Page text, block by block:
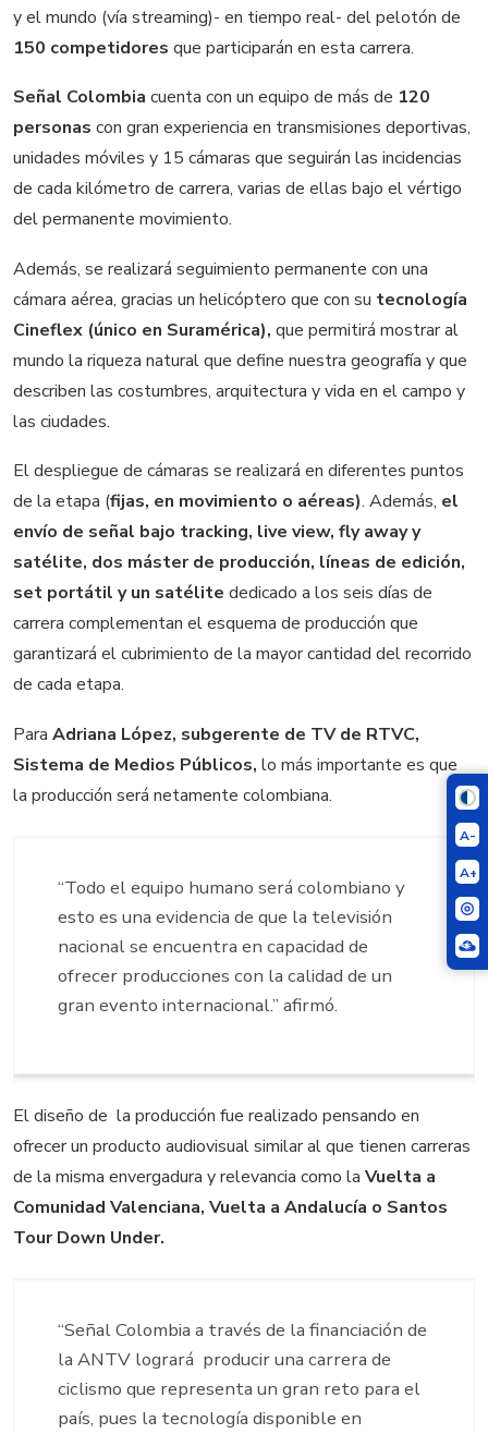
A-
A+
y el mundo (vía streaming)- en tiempo real- del pelotón de
150 competidores que participarán en esta carrera.
Señal Colombia cuenta con un equipo de más de 120
personas con gran experiencia en transmisiones deportivas,
unidades móviles y 15 cámaras que seguirán las incidencias
de cada kilómetro de carrera, varias de ellas bajo el vértigo
del permanente movimiento.
Además, se realizará seguimiento permanente con una
cámara aérea, gracias un helicóptero que con su tecnología
Cineflex (único en Suramérica), que permitirá mostrar al
mundo la riqueza natural que define nuestra geografía y que
describen las costumbres, arquitectura y vida en el campo y
las ciudades.
El despliegue de cámaras se realizará en diferentes puntos
de la etapa (fijas, en movimiento o aéreas). Además, el
envío de señal bajo tracking, live view, fly away y
satélite, dos máster de producción, líneas de edición,
set portátil y un satélite dedicado a los seis días de
carrera complementan el esquema de producción que
garantizará el cubrimiento de la mayor cantidad del recorrido
de cada etapa.
Para Adriana López, subgerente de TV de RTVC,
Sistema de Medios Públicos, lo más importante es que
la producción será netamente colombiana.
“Todo el equipo humano será colombiano y
esto es una evidencia de que la televisión
nacional se encuentra en capacidad de
ofrecer producciones con la calidad de un
gran evento internacional.” afirmó.
El diseño de la producción fue realizado pensando en
ofrecer un producto audiovisual similar al que tienen carreras
de la misma envergadura y relevancia como la Vuelta a
Comunidad Valenciana, Vuelta a Andalucía o Santos
Tour Down Under.
“Señal Colombia a través de la financiación de
la ANTV logrará producir una carrera de
ciclismo que representa un gran reto para el
país, pues la tecnología disponible en